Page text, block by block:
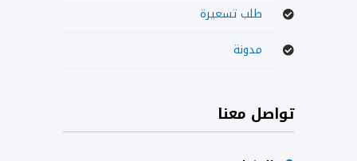
طلب تسعيرة
مدونة
تواصل معنا